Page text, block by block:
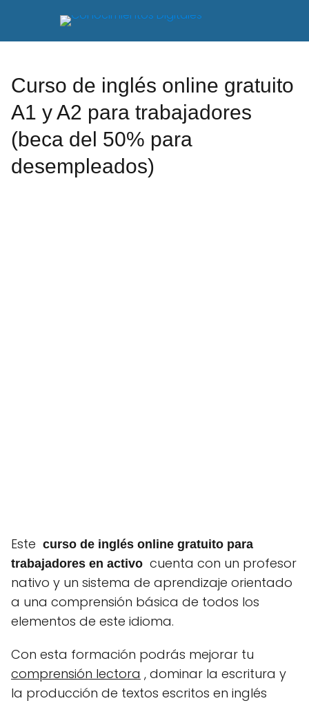
Curso de inglés online gratuito
A1 y A2 para trabajadores
(beca del 50% para
desempleados)
Este curso de inglés online gratuito para
trabajadores en activo cuenta con un profesor
nativo y un sistema de aprendizaje orientado
a una comprensión básica de todos los
elementos de este idioma.
Con esta formación podrás mejorar tu
comprensión lectora , dominar la escritura y
la producción de textos escritos en inglés